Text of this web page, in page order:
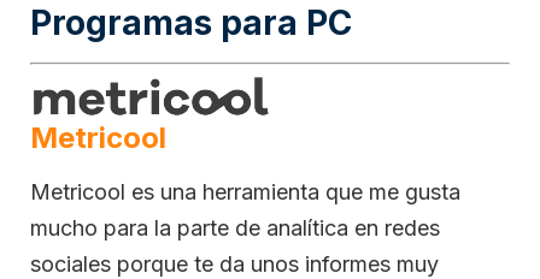
Programas para PC
Metricool
Metricool es una herramienta que me gusta
mucho para la parte de analítica en redes
sociales porque te da unos informes muy